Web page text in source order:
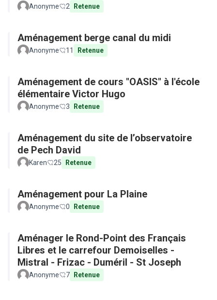
Anonyme 2 Retenue
Aménagement berge canal du midi
Anonyme 11 Retenue
Aménagement de cours "OASIS" à l'école
élémentaire Victor Hugo
Anonyme 3 Retenue
Aménagement du site de l’observatoire
de Pech David
Karen 25 Retenue
Aménagement pour La Plaine
Anonyme 0 Retenue
Aménager le Rond-Point des Français
Libres et le carrefour Demoiselles -
Mistral - Frizac - Duméril - St Joseph
Anonyme 7 Retenue